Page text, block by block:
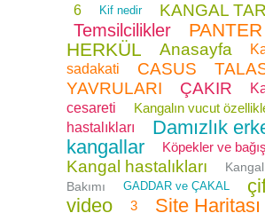
6 Kif nedir KANGAL
Temsilcilikler
PANTER
HERKÜL
Anasayfa
sadakati
CASUS
YAVRULARI
ÇAKIR
cesareti
Kangalın vucut
hastalıkları
Damızlık
kangallar
Köpekler ve
Kangal hastalıkları
Bakımı
GADDAR ve ÇAKAL
video
3 Site Haritası